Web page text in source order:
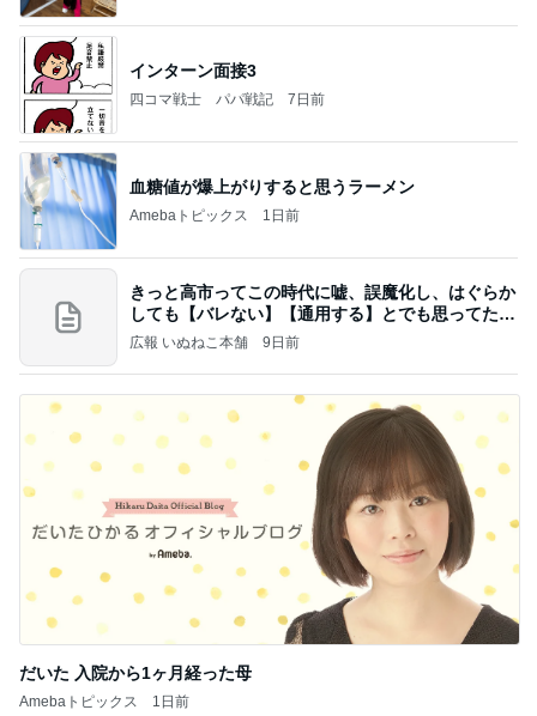
インターン面接3
四コマ戦士 パパ戦記 7日前
血糖値が爆上がりすると思うラーメン
Amebaトピックス 1日前
きっと高市ってこの時代に嘘、誤魔化し、はぐらか
しても【バレない】【通用する】とでも思ってたん
だろ
広報 いぬねこ本舗 9日前
だいた 入院から1ヶ月経った母
Amebaトピックス 1日前